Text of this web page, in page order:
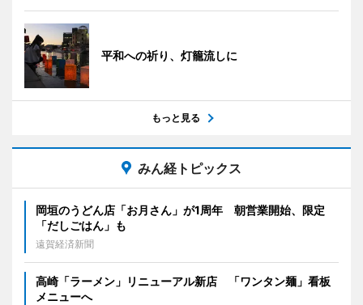
平和への祈り、灯籠流しに
もっと見る
みん経トピックス
岡垣のうどん店「お月さん」が1周年 朝営業開始、限定
「だしごはん」も
遠賀経済新聞
高崎「ラーメン」リニューアル新店 「ワンタン麺」看板
メニューへ